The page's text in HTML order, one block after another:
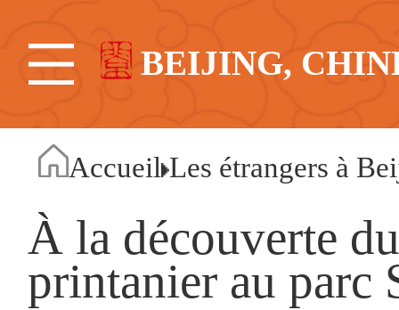
BEIJING,
Accueil Les étrangers à
À la découverte
printanier au parc